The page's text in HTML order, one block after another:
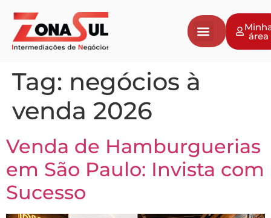
área
Tag: negócios à
venda 2026
Venda de Hamburguerias
em São Paulo: Invista com
Sucesso